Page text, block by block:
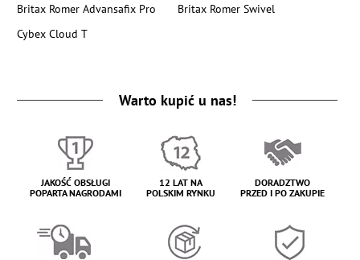
Britax Romer Advansafix Pro
Britax Romer Swivel
Cybex Cloud T
Warto kupić u nas!
JAKOŚĆ OBSŁUGI
POPARTA NAGRODAMI
12 LAT NA
POLSKIM RYNKU
DORADZTWO
PRZED I PO ZAKUPIE